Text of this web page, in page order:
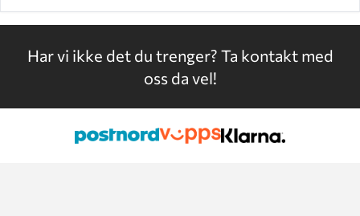
Har vi ikke det du trenger? Ta kontakt med
oss da vel!